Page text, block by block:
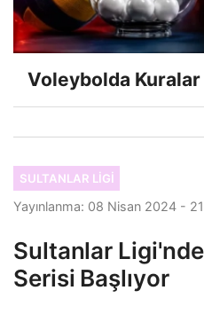
Voleybolda
SULTANLAR LIGI
Yayınlanma: 08 Nisan 2024 -
Sultanlar
Serisi Başlıyor